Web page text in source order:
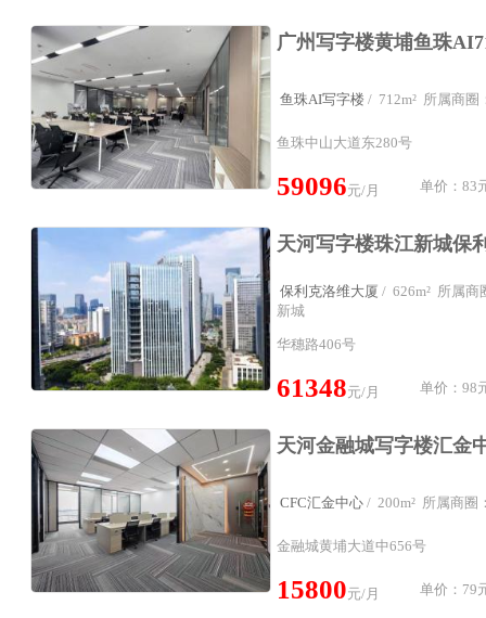
鱼珠AI写字楼 / 712m² 所属商圈
鱼珠中山大道东280号
59096元/月 单价：83
保利克洛维大厦 / 626m² 所属商
新城
华穗路406号
61348元/月 单价：98
CFC汇金中心 / 200m² 所属商圈
金融城黄埔大道中656号
15800元/月 单价：79